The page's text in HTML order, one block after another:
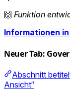
🙌 Funktion
Informationen
Neuer Tab:
Abschnitt
Ansicht“